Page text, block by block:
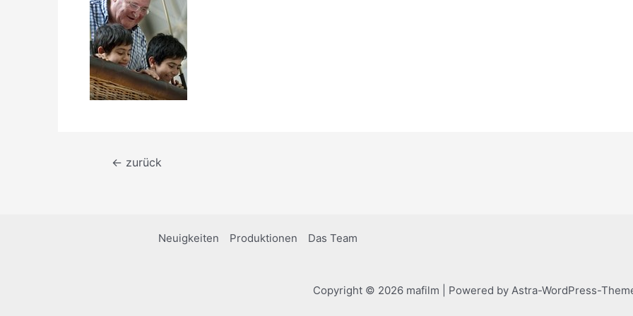
Beitragsnavigation
← zurück
Neuigkeiten Produktionen Das Team
Copyright © 2026 mafilm | Powered by Astra-WordPress-